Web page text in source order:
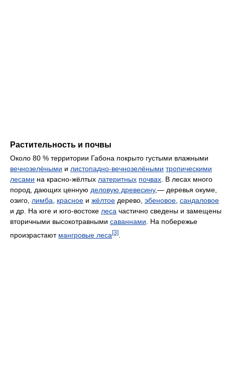
Растительность и почвы
Около 80 % территории Габона покрыто густыми влажными
вечнозелёными и листопадно-вечнозелёными тропическими
лесами на красно-жёлтых латеритных почвах. В лесах много
пород, дающих ценную деловую древесину,— деревья окуме,
озиго, лимба, красное и жёлтое дерево, эбеновое, сандаловое
и др. На юге и юго-востоке леса частично сведены и замещены
вторичными высокотравными саваннами. На побережье
произрастают мангровые леса [3]